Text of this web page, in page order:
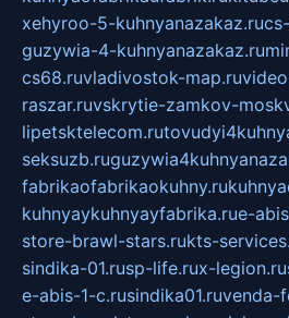
xehyroo-5-kuhnyanazakaz.ru
guzywia-4-kuhnyanazakaz.ru
cs68.ruvladivostok-map.ru
raszar.ruvskrytie-zamkov-
lipetsktelecom.ru
seksuzb.ru
fabrikaofabrikaokuhny.ru
kuhnyaykuhnyayfabrika.rue-
store-brawl-stars.rukts-
sindika-01.rusp-life.rux-legion.ru
e-abis-1-c.rusindika01.ruvenda-